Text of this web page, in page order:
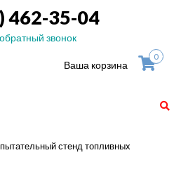
462-35-04
звонок
Ваша корзина
0
стенд топливных